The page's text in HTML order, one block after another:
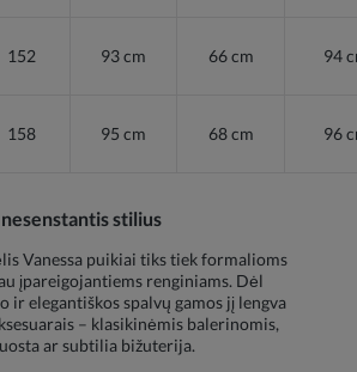
152 93 cm 66 cm 94
158 95 cm 68 cm 96
stilius
Vanessa puikiai tiks tiek formalioms
įpareigojantiems renginiams. Dėl
ir elegantiškos spalvų gamos jį lengva
– klasikinėmis balerinomis,
ar subtilia bižuterija.